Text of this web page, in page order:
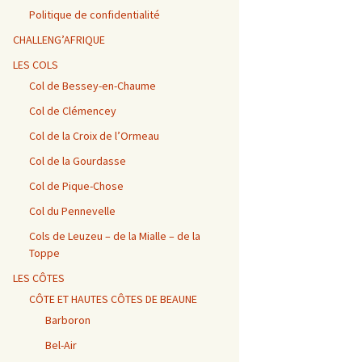
la Côte et de la Sclucht,
Hohneck, cols de
Bramont et de Grosse
Pierre
Burotte, de Lauvy et des
de la Sambuy
Barillette + Col de la
Combe Blanche
Plan
Alpes – Maurienne /
Collet de la Madeleine et
Gourniers
Alpes / Embrun – Col
Agnel
d’Izoard
Montmerlet
Alpes Chambéry / Relais
du Mont du Chat et Col
Alpes Chambéry / Cols du
Prés
Pragondran
Politique de confidentialité
CHALLENG’AFRIQUE
LES COLS
Col de Bessey-en-Chaume
Col de Clémencey
Col de la Croix de l’Ormeau
Col de la Gourdasse
Col de Pique-Chose
Col du Pennevelle
Cols de Leuzeu – de la Mialle – de la
Toppe
LES CÔTES
CÔTE ET HAUTES CÔTES DE BEAUNE
Barboron
Bel-Air